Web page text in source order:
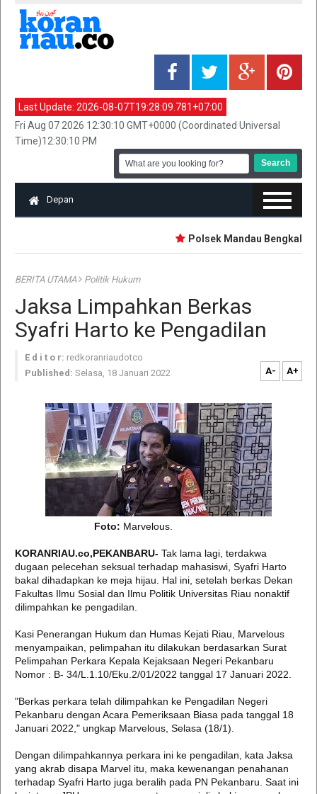
Last Update: 2026-08-07T19:28:09.781+07:00
Fri Aug 07 2026 12:30:10 GMT+0000 (Coordinated Universal
Time)12:30:10 PM
Depan
Polsek Mandau Bengkalis
BERITA UTAMA Politik Hukum
Jaksa Limpahkan Berkas
Syafri Harto ke Pengadilan
E d i t o r: redkoranriaudotco
Published: Selasa, 18 Januari 2022 A- A+
Foto: Marvelous.
KORANRIAU.co,PEKANBARU- Tak lama lagi, terdakwa
dugaan pelecehan seksual terhadap mahasiswi, Syafri Harto
bakal dihadapkan ke meja hijau. Hal ini, setelah berkas Dekan
Fakultas Ilmu Sosial dan Ilmu Politik Universitas Riau nonaktif
dilimpahkan ke pengadilan.
Kasi Penerangan Hukum dan Humas Kejati Riau, Marvelous
menyampaikan, pelimpahan itu dilakukan berdasarkan Surat
Pelimpahan Perkara Kepala Kejaksaan Negeri Pekanbaru
Nomor : B- 34/L.1.10/Eku.2/01/2022 tanggal 17 Januari 2022.
"Berkas perkara telah dilimpahkan ke Pengadilan Negeri
Pekanbaru dengan Acara Pemeriksaan Biasa pada tanggal 18
Januari 2022," ungkap Marvelous, Selasa (18/1).
Dengan dilimpahkannya perkara ini ke pengadilan, kata Jaksa
yang akrab disapa Marvel itu, maka kewenangan penahanan
terhadap Syafri Harto juga beralih pada PN Pekanbaru. Saat ini